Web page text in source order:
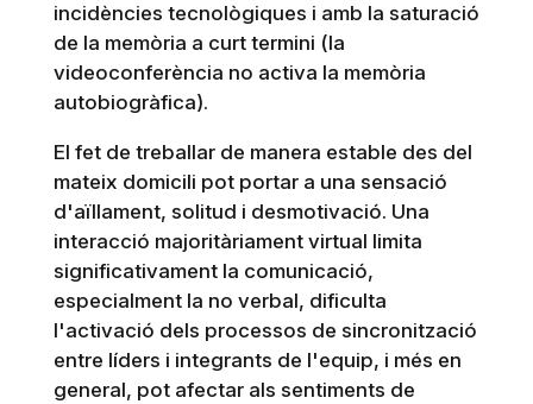
incidències tecnològiques i amb la saturació
de la memòria a curt termini (la
videoconferència no activa la memòria
autobiogràfica).
El fet de treballar de manera estable des del
mateix domicili pot portar a una sensació
d'aïllament, solitud i desmotivació. Una
interacció majoritàriament virtual limita
significativament la comunicació,
especialment la no verbal, dificulta
l'activació dels processos de sincronització
entre líders i integrants de l'equip, i més en
general, pot afectar als sentiments de